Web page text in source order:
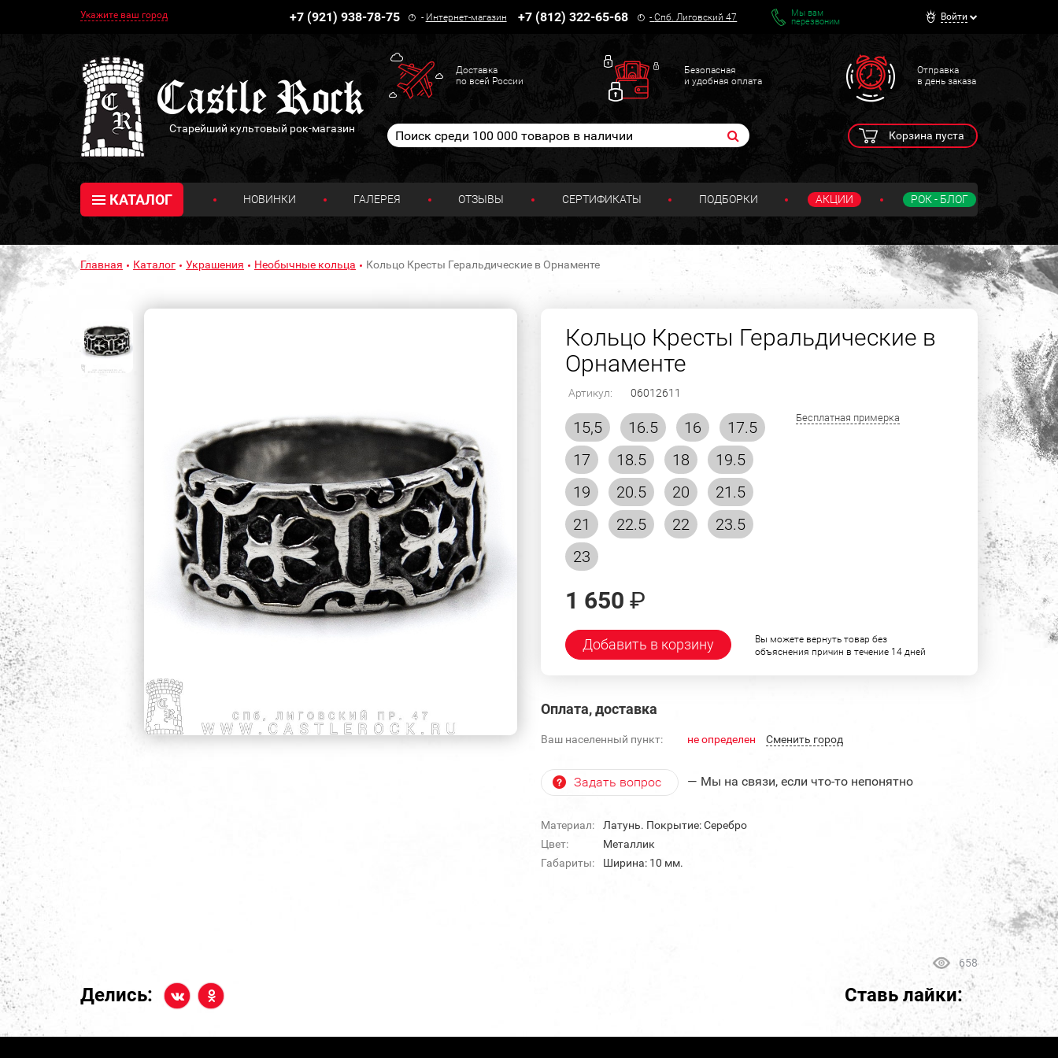
Укажите ваш город +7 (921) 938-78-75 - Интернет-магазин +7 (812) 322-65-68 -Спб. Лиговский 47
Мы вам
перезвоним
Войти
Старейший культовый рок-магазин
Доставка
по всей России
Безопасная
и удобная оплата
Отправка
в день заказа
Корзина пуста
КАТАЛОГ НОВИНКИ ГАЛЕРЕЯ ОТЗЫВЫ СЕРТИФИКАТЫ ПОДБОРКИ АКЦИИ РОК - БЛОГ
Главная Каталог Украшения Необычные кольца Кольцо Кресты Геральдические в Орнаменте
Кольцо Кресты Геральдические в
Орнаменте
Артикул: 06012611
15,5 16.5 16
17.5
17
18.5 18
19.5
19
20.5 20
21.5
21
22.5 22
23.5
23
Бесплатная примерка
1 650 ₽
Добавить в корзину
Вы можете вернуть товар без
объяснения причин в течение 14 дней
Оплата, доставка
Ваш населенный пункт: не определен Cменить город
Задать вопрос — Мы на связи, если что-то непонятно
Материал:
Латунь. Покрытие: Серебро
Цвет:
Металлик
Габариты:
Ширина: 10 мм.
658
Делись: Ставь лайки: